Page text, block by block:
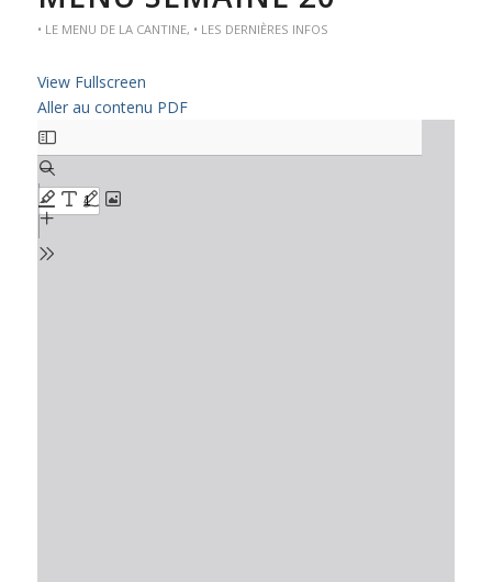
• LE MENU DE LA CANTINE, • LES DERNIÈRES INFOS
View Fullscreen
Aller au contenu PDF